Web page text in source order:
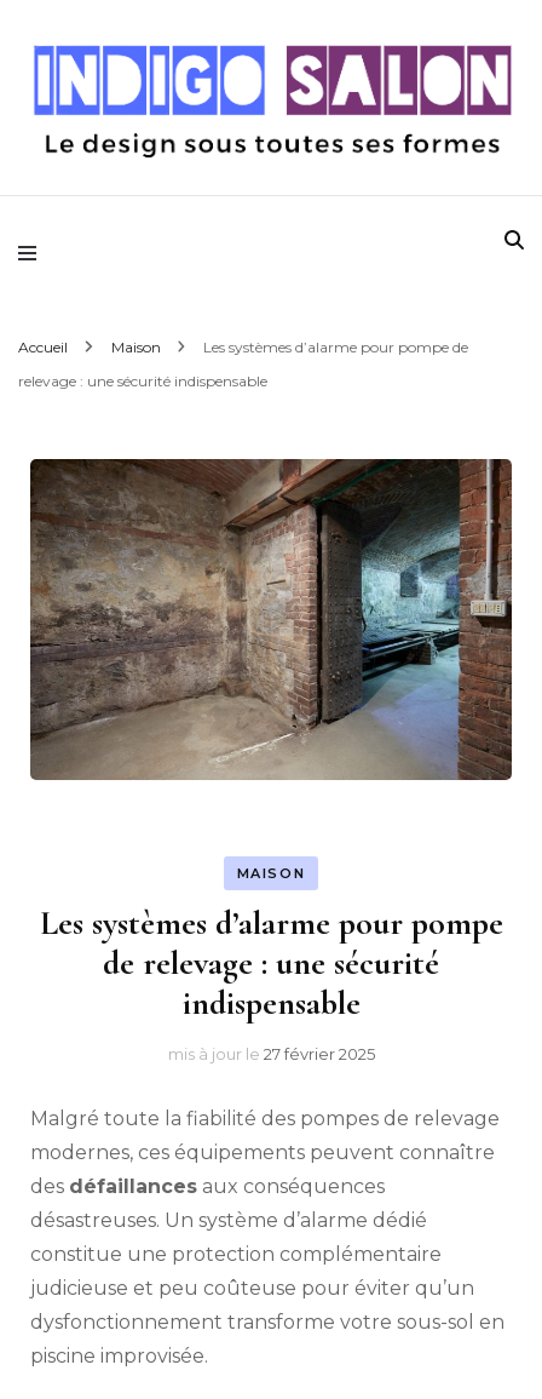
Indigo Salon
Accueil Maison
Les systèmes d’alarme pour pompe de
relevage : une sécurité indispensable
MAISON
Les systèmes d’alarme pour pompe
de relevage : une sécurité
indispensable
mis à jour le 27 février 2025
Malgré toute la fiabilité des pompes de relevage
modernes, ces équipements peuvent connaître
des défaillances aux conséquences
désastreuses. Un système d’alarme dédié
constitue une protection complémentaire
judicieuse et peu coûteuse pour éviter qu’un
dysfonctionnement transforme votre sous-sol en
piscine improvisée.